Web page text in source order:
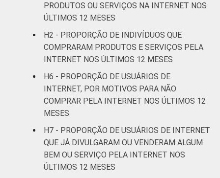
60 anos ou
mais
Renda
familiar
Até 1 SM 35 65
Mais de 1 SM
até 2 SM
47
Mais de 2 SM
Mais de 3 SM
até 5 SM
73 27
PRODUTOS OU SERVIÇOS NA INTERNET NOS
ÚLTIMOS 12 MESES
H2 - PROPORÇÃO DE INDIVÍDUOS QUE
COMPRARAM PRODUTOS E SERVIÇOS PELA
INTERNET NOS ÚLTIMOS 12 MESES
H6 - PROPORÇÃO DE USUÁRIOS DE
INTERNET, POR MOTIVOS PARA NÃO
COMPRAR PELA INTERNET NOS ÚLTIMOS 12
MESES
H7 - PROPORÇÃO DE USUÁRIOS DE INTERNET
QUE JÁ DIVULGARAM OU VENDERAM ALGUM
BEM OU SERVIÇO PELA INTERNET NOS
ÚLTIMOS 12 MESES